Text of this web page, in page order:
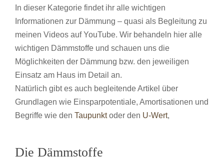
In dieser Kategorie findet ihr alle wichtigen
Informationen zur Dämmung – quasi als Begleitung zu
meinen Videos auf YouTube. Wir behandeln hier alle
wichtigen Dämmstoffe und schauen uns die
Möglichkeiten der Dämmung bzw. den jeweiligen
Einsatz am Haus im Detail an.
Natürlich gibt es auch begleitende Artikel über
Grundlagen wie Einsparpotentiale, Amortisationen und
Begriffe wie den Taupunktoder den U-Wert,
Die Dämmstoffe